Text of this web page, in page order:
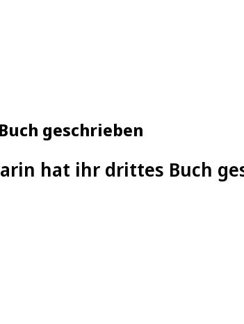
geschrieben
hat ihr drittes Buch